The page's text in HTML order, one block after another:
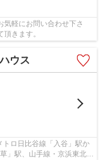
気軽にお問い合わせ下さ
きます。
ウス
ロ日比谷線「入谷」駅か
」駅、山手線・京浜東北線